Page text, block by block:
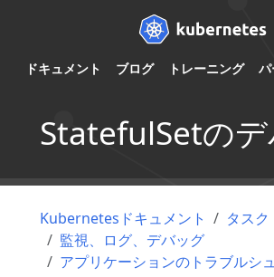
ドキュメント ブログ トレーニング
StatefulSetの
Kubernetesドキュメント
タスク
監視、ログ、デバッグ
アプリケーションのトラブルシ